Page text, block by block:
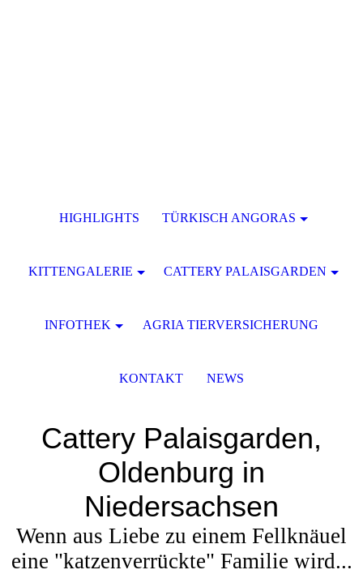
Cattery Palaisgarden,
Oldenburg in
Niedersachsen
Wenn aus Liebe zu einem Fellknäuel
eine "katzenverrückte" Familie wird...
HIGHLIGHTS TÜRKISCH ANGORAS
KITTENGALERIE CATTERY PALAISGARDEN
INFOTHEK AGRIA TIERVERSICHERUNG
KONTAKT NEWS